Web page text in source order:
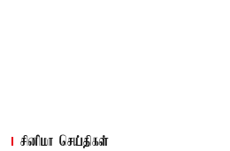
சினிமா செய்திகள்